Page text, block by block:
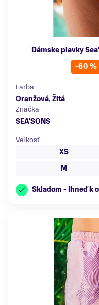
Dámske plavky
-60 %
Farba
Oranžová, Žltá
Značka
SEA'SONS
Veľkosť
XS
M
Skladom - Ihneď k